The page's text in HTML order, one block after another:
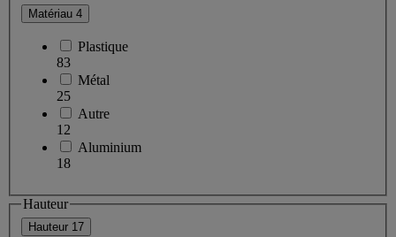
Matériau 4
Plastique
83
Métal
25
Autre
12
Aluminium
18
Hauteur
Hauteur 17